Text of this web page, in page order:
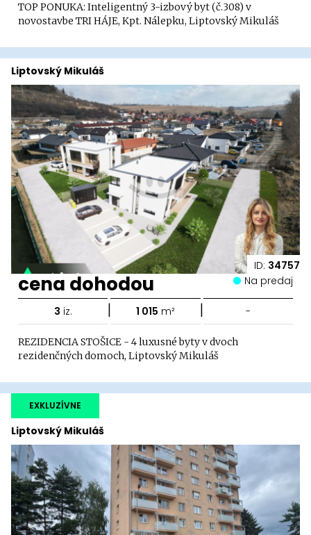
TOP PONUKA: Inteligentný 3-izbový byt (č.308) v
novostavbe TRI HÁJE, Kpt. Nálepku, Liptovský Mikuláš
ID: 34757
Liptovský Mikuláš
cena dohodou Na predaj
3 iz. | 1 015 m² | -
REZIDENCIA STOŠICE - 4 luxusné byty v dvoch
rezidenčných domoch, Liptovský Mikuláš
Liptovský Mikuláš
EXKLUZÍVNE